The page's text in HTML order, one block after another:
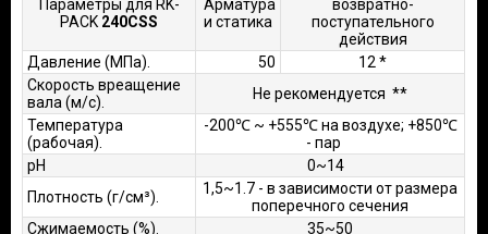
Параметры для RK-
PACK 240CSS
Арматура
и статика
возвратно-
поступательного
действия
Давление (МПа).
50 12 *
Скорость вреащение
вала (м/с).
Не рекомендуется**
Температура
(рабочая).
-200℃ ~ +555℃ на воздухе; +850℃
- пар
рН
0~14
Плотность (г/см³).
1,5~1.7 - в зависимости от размера
поперечного сечения
Сжимаемость (%).
35~50